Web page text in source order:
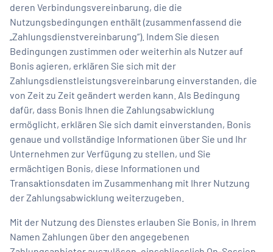
deren Verbindungsvereinbarung, die die
Nutzungsbedingungen enthält (zusammenfassend die
„Zahlungsdienstvereinbarung“). Indem Sie diesen
Bedingungen zustimmen oder weiterhin als Nutzer auf
Bonis agieren, erklären Sie sich mit der
Zahlungsdienstleistungsvereinbarung einverstanden, die
von Zeit zu Zeit geändert werden kann. Als Bedingung
dafür, dass Bonis Ihnen die Zahlungsabwicklung
ermöglicht, erklären Sie sich damit einverstanden, Bonis
genaue und vollständige Informationen über Sie und Ihr
Unternehmen zur Verfügung zu stellen, und Sie
ermächtigen Bonis, diese Informationen und
Transaktionsdaten im Zusammenhang mit Ihrer Nutzung
der Zahlungsabwicklung weiterzugeben.
Mit der Nutzung des Dienstes erlauben Sie Bonis, in Ihrem
Namen Zahlungen über den angegebenen